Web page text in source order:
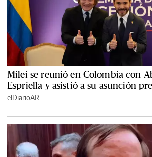
Milei se reunió en Colombia con
Espriella y asistió a su asunción
elDiarioAR